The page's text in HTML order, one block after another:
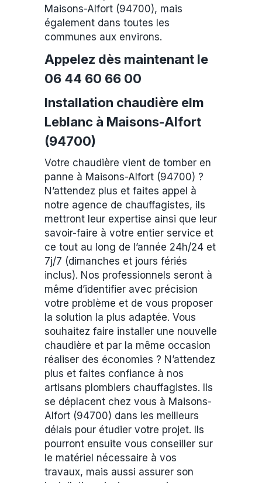
Maisons-Alfort (94700), mais
également dans toutes les
communes aux environs.
Appelez dès maintenant le
06 44 60 66 00
Installation chaudière elm
Leblanc à Maisons-Alfort
(94700)
Votre chaudière vient de tomber en
panne à Maisons-Alfort (94700) ?
N’attendez plus et faites appel à
notre agence de chauffagistes, ils
mettront leur expertise ainsi que leur
savoir-faire à votre entier service et
ce tout au long de l’année 24h/24 et
7j/7 (dimanches et jours fériés
inclus). Nos professionnels seront à
même d’identifier avec précision
votre problème et de vous proposer
la solution la plus adaptée. Vous
souhaitez faire installer une nouvelle
chaudière et par la même occasion
réaliser des économies ? N’attendez
plus et faites confiance à nos
artisans plombiers chauffagistes. Ils
se déplacent chez vous à Maisons-
Alfort (94700) dans les meilleurs
délais pour étudier votre projet. Ils
pourront ensuite vous conseiller sur
le matériel nécessaire à vos
travaux, mais aussi assurer son